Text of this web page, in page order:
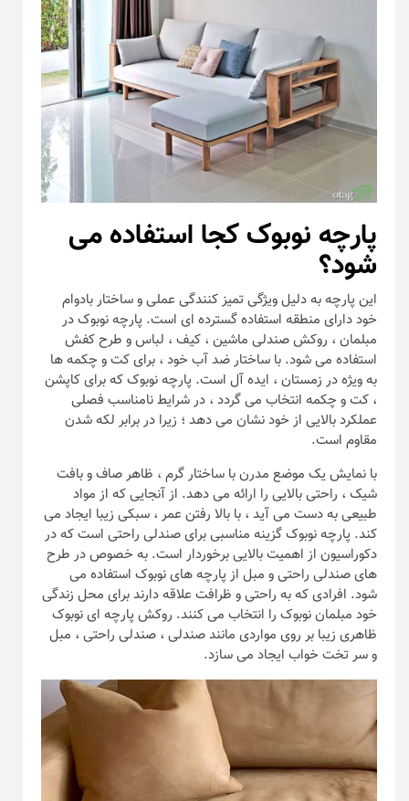
پارچه نوبوک کجا استفاده می
شود؟
این پارچه به دلیل ویژگی تمیز کنندگی عملی و ساختار بادوام
خود دارای منطقه استفاده گسترده ای است. پارچه نوبوک در
مبلمان ، روکش صندلی ماشین ، کیف ، لباس و طرح کفش
استفاده می شود. با ساختار ضد آب خود ، برای کت و چکمه ها
به ویژه در زمستان ، ایده آل است. پارچه نوبوک که برای کاپشن
، کت و چکمه انتخاب می گردد ، در شرایط نامناسب فصلی
عملکرد بالایی از خود نشان می دهد ؛ زیرا در برابر لکه شدن
مقاوم است.
با نمایش یک موضع مدرن با ساختار گرم ، ظاهر صاف و بافت
شیک ، راحتی بالایی را ارائه می دهد. از آنجایی که از مواد
طبیعی به دست می آید ، با بالا رفتن عمر ، سبکی زیبا ایجاد می
کند. پارچه نوبوک گزینه مناسبی برای صندلی راحتی است که در
دکوراسیون از اهمیت بالایی برخوردار است. به خصوص در طرح
های صندلی راحتی و مبل از پارچه های نوبوک استفاده می
شود. افرادی که به راحتی و ظرافت علاقه دارند برای محل زندگی
خود مبلمان نوبوک را انتخاب می کنند. روکش پارچه ای نوبوک
ظاهری زیبا بر روی مواردی مانند صندلی ، صندلی راحتی ، مبل
و سر تخت خواب ایجاد می سازد.